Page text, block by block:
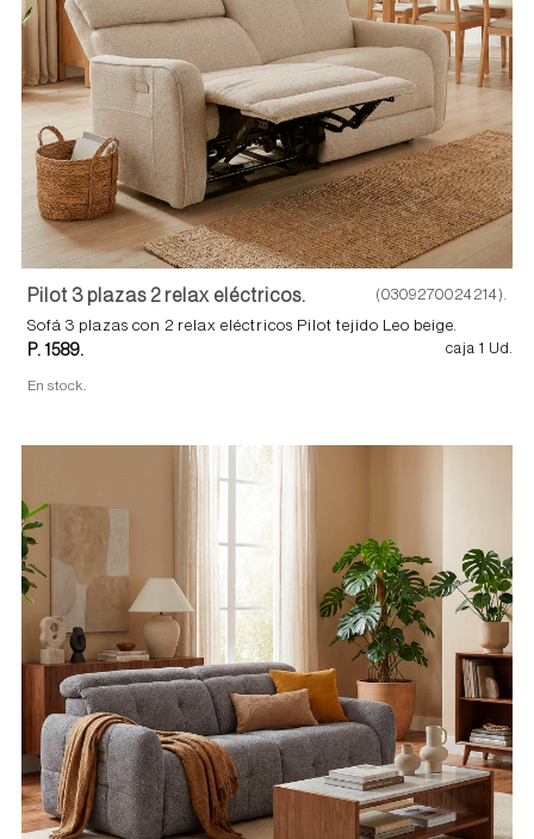
Pilot 3 plazas 2 relax eléctricos. (0309270024214).
Sofá 3 plazas con 2 relax eléctricos Pilot tejido Leo beige.
P. 1589. caja 1 Ud.
En stock.